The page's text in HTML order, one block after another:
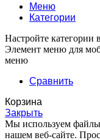
Меню
Категории
Настройте категории
Элемент меню для
меню
Сравнить
Корзина
Закрыть
Мы используем
нашем веб-сайте.